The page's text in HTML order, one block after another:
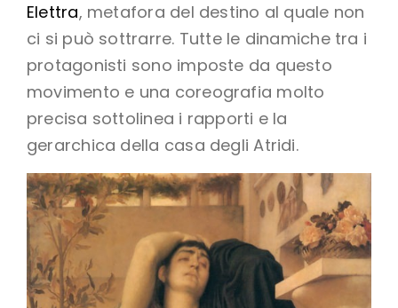
Elettra, metafora del destino al quale non
ci si può sottrarre. Tutte le dinamiche tra i
protagonisti sono imposte da questo
movimento e una coreografia molto
precisa sottolinea i rapporti e la
gerarchica della casa degli Atridi.